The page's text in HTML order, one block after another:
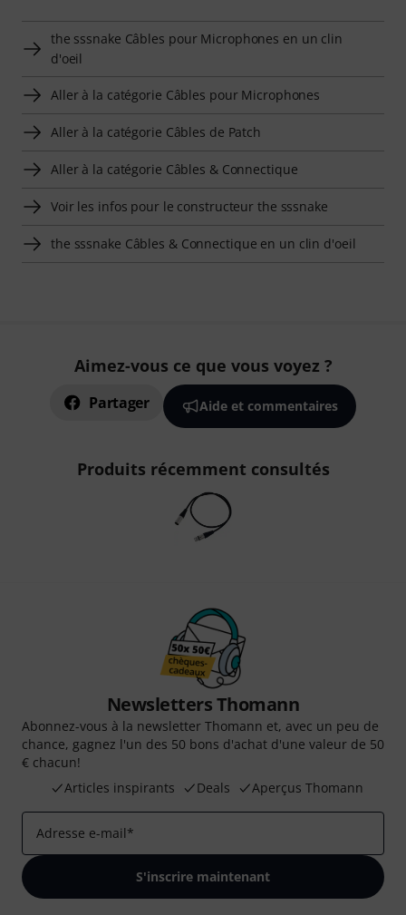
the sssnake Câbles pour Microphones en un clin
d'oeil
Aller à la catégorie Câbles pour Microphones
Aller à la catégorie Câbles de Patch
Aller à la catégorie Câbles & Connectique
Voir les infos pour le constructeur the sssnake
the sssnake Câbles & Connectique en un clin d'oeil
Aimez-vous ce que vous voyez ?
Partager Aide et commentaires
Produits récemment consultés
Newsletters Thomann
Abonnez-vous à la newsletter Thomann et, avec un peu de
chance, gagnez l'un des 50 bons d'achat d'une valeur de 50
€ chacun!
Articles inspirants
Deals Aperçus Thomann
Adresse e-mail*
S'inscrire maintenant